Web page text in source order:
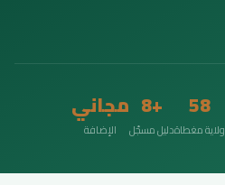
58
ولاية مغطاة
+8
دليل مسجّل
مجاني
الإضافة